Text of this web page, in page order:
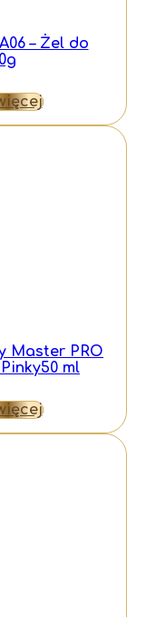
– Żel do
Master PRO
ml